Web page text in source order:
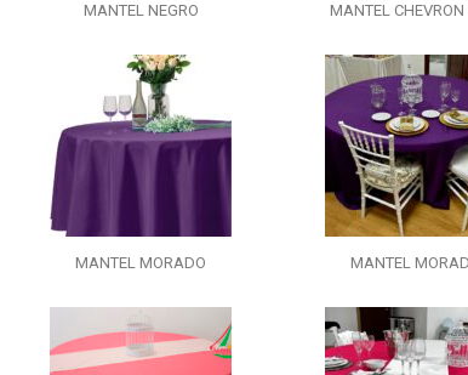
MANTEL NEGRO MANTEL CHEVRON
MANTEL MORADO MANTEL